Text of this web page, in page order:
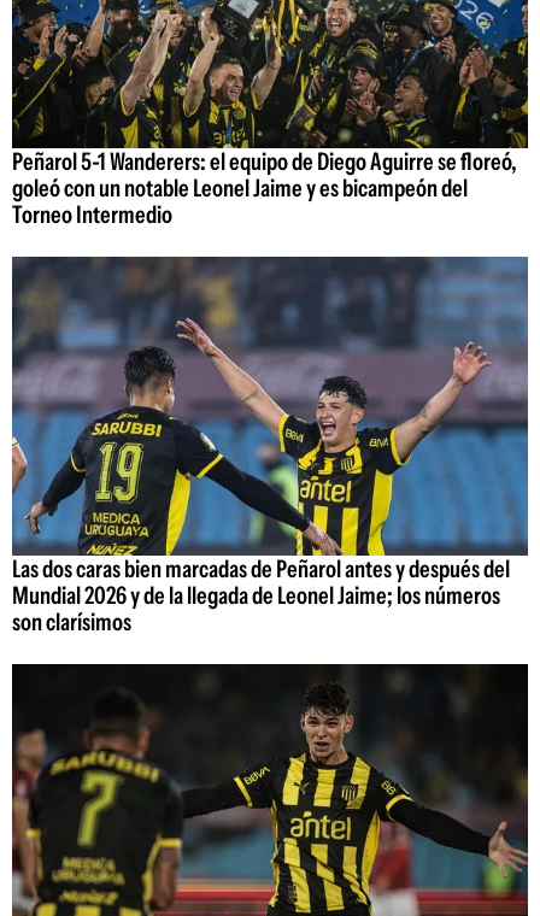
Peñarol 5-1 Wanderers: el equipo de Diego Aguirre se floreó,
goleó con un notable Leonel Jaime y es bicampeón del
Torneo Intermedio
Las dos caras bien marcadas de Peñarol antes y después del
Mundial 2026 y de la llegada de Leonel Jaime; los números
son clarísimos